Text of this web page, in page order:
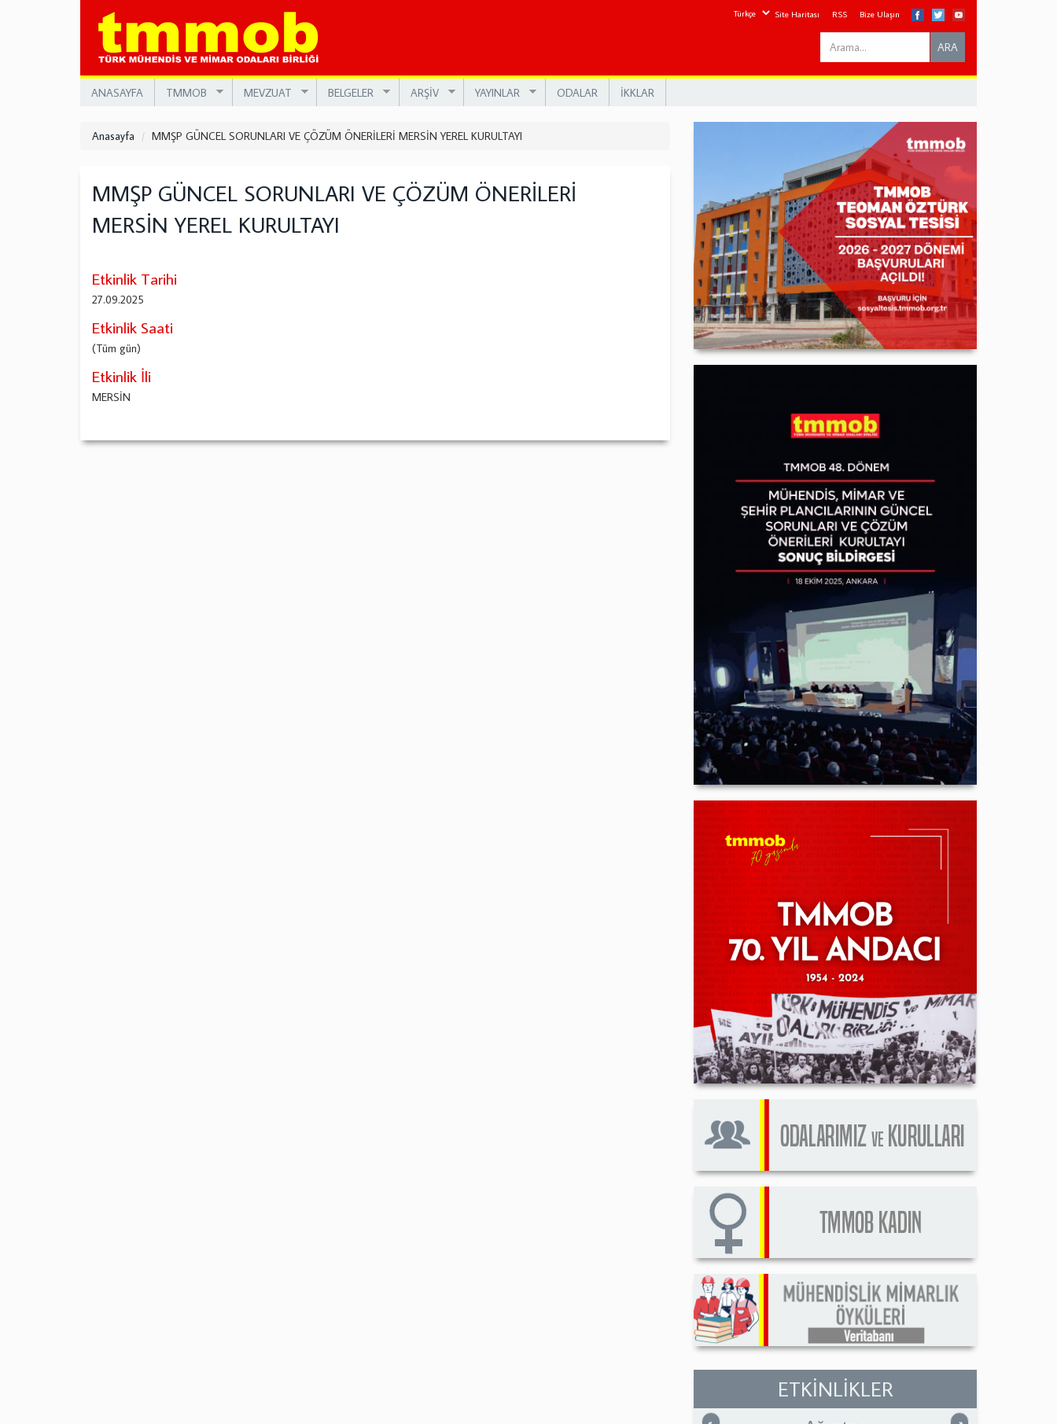
Site Haritası RSS Bize Ulaşın
Search
this
ARA
ANASAYFA TMMOB MEVZUAT BELGELER ARŞİV YAYINLAR ODALAR İKKLAR
Anasayfa MMŞP GÜNCEL SORUNLARI VE ÇÖZÜM ÖNERİLERİ MERSİN YEREL KURULTAYI
MMŞP GÜNCEL SORUNLARI VE ÇÖZÜM ÖNERİLERİ
MERSİN YEREL KURULTAYI
Etkinlik Tarihi
27.09.2025
Etkinlik Saati
(Tüm gün)
Etkinlik İli
MERSİN
ETKİNLİKLER